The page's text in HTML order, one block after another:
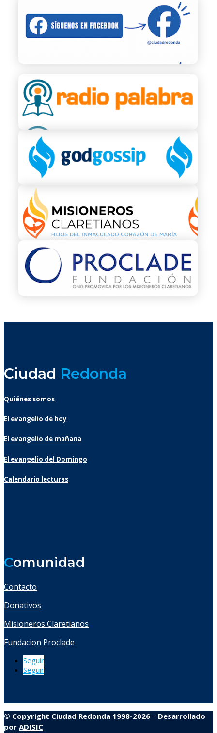
Ciudad Redonda
Quiénes somos
El evangelio de hoy
El evangelio de mañana
El evangelio del Domingo
Calendario lecturas
Comunidad
Contacto
Donativos
Misioneros Claretianos
Fundacion Proclade
Seguir
Seguir
© Copyright Ciudad Redonda 1998-2026 – Desarrollado
por ADISIC